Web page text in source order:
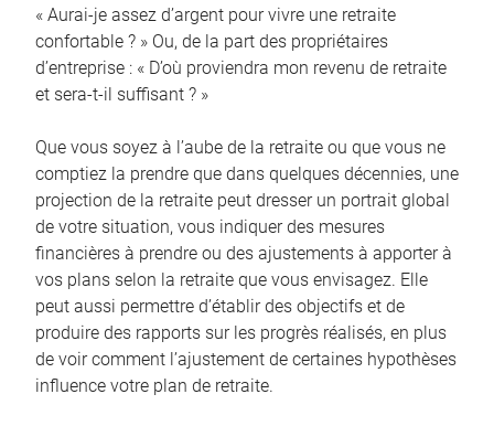
« Aurai-je assez d’argent pour vivre une retraite
confortable ? » Ou, de la part des propriétaires
d’entreprise : « D’où proviendra mon revenu de retraite
et sera-t-il suffisant ? »
Que vous soyez à l’aube de la retraite ou que vous ne
comptiez la prendre que dans quelques décennies, une
projection de la retraite peut dresser un portrait global
de votre situation, vous indiquer des mesures
financières à prendre ou des ajustements à apporter à
vos plans selon la retraite que vous envisagez. Elle
peut aussi permettre d’établir des objectifs et de
produire des rapports sur les progrès réalisés, en plus
de voir comment l’ajustement de certaines hypothèses
influence votre plan de retraite.